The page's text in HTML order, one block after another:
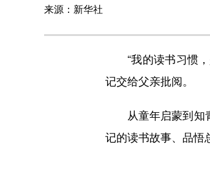
来源：新华社
“我的读书习惯，
记交给父亲批阅。
从童年启蒙到知青
记的读书故事、品悟